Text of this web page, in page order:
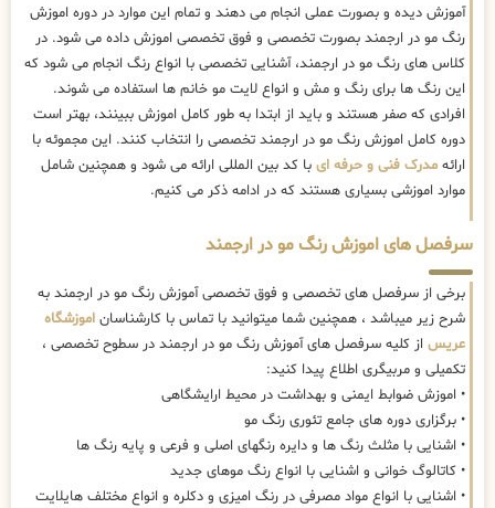
آموزش دیده و بصورت عملی انجام می دهند و تمام این موارد در دوره اموزش
رنگ مو در ارجمند بصورت تخصصی و فوق تخصصی اموزش داده می شود. در
کلاس های رنگ مو در ارجمند، آشنایی تخصصی با انواع رنگ انجام می شود که
این رنگ ها برای رنگ و مش و انواع لایت مو خانم ها استفاده می شوند.
افرادی که صفر هستند و باید از ابتدا به طور کامل اموزش ببینند، بهتر است
دوره کامل اموزش رنگ مو در ارجمند تخصصی را انتخاب کنند. این مجموئه با
ارائه مدرک فنی و حرفه ای با کد بین المللی ارائه می شود و همچنین شامل
موارد اموزشی بسیاری هستند که در ادامه ذکر می کنیم.
سرفصل های اموزش رنگ مو در ارجمند
برخی از سرفصل های تخصصی و فوق تخصصی آموزش رنگ مو در ارجمند به
شرح زیر میباشد ، همچنین شما میتوانید با تماس با کارشناسان اموزشگاه
عریس از کلیه سرفصل های آموزش رنگ مو در ارجمند در سطوح تخصصی ،
تکمیلی و مربیگری اطلاع پیدا کنید:
• اموزش ضوابط ایمنی و بهداشت در محیط ارایشگاهی
• برگزاری دوره های جامع تئوری رنگ مو
• اشنایی با مثلث رنگ ها و دایره رنگهای اصلی و فرعی و پایه رنگ ها
• کاتالوگ خوانی و اشنایی با انواع رنگ موهای جدید
• اشنایی با انواع مواد مصرفی در رنگ امیزی و دکلره و انواع مختلف هایلایت